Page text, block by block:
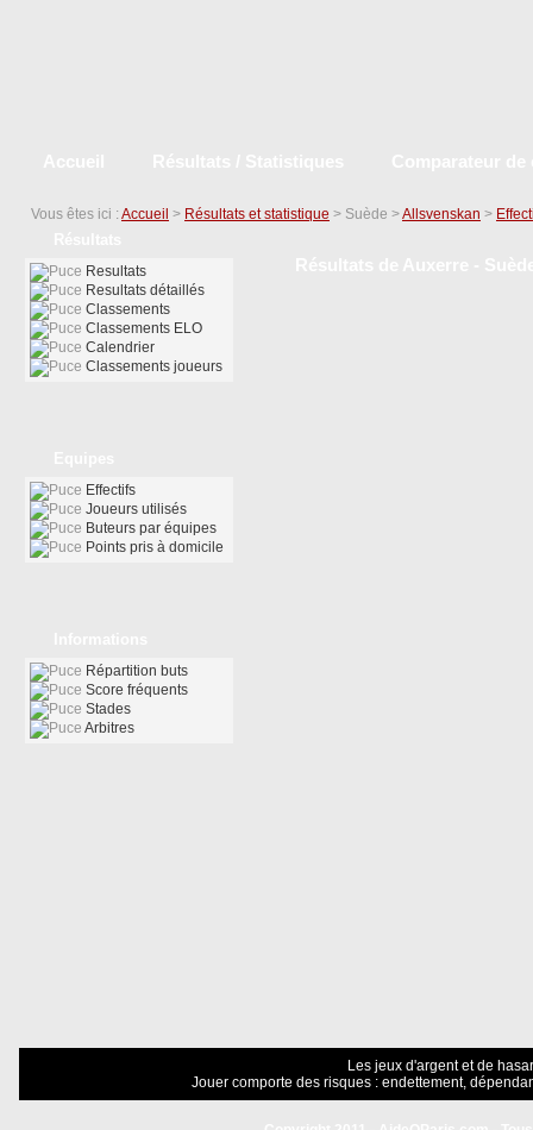
Vous êtes ici : Accueil > Résultats et statistique > Suède >Allsvenskan >
Resultats
Resultats détaillés
Classements
Classements ELO
Calendrier
Classements joueurs
Effectifs
Joueurs utilisés
Buteurs par équipes
Points pris à domicile
Répartition buts
Score fréquents
Stades
Arbitres
Les jeux d'argent et de
Jouer comporte des risques : endettement,